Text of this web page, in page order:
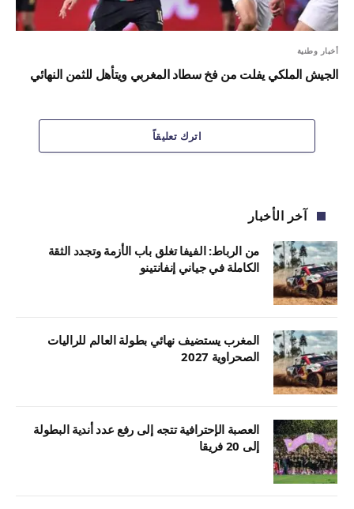
أخبار وطنية
الجيش الملكي يفلت من فخ سطاد المغربي ويتأهل للثمن النهائي
اترك تعليقاً
آخر الأخبار
من الرباط: الفيفا تغلق باب الأزمة وتجدد الثقة
الكاملة في جياني إنفانتينو
المغرب يستضيف نهائي بطولة العالم للراليات
الصحراوية 2027
العصبة الإحترافية تتجه إلى رفع عدد أندية البطولة
إلى 20 فريقا